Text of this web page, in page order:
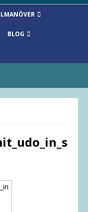
BLOG